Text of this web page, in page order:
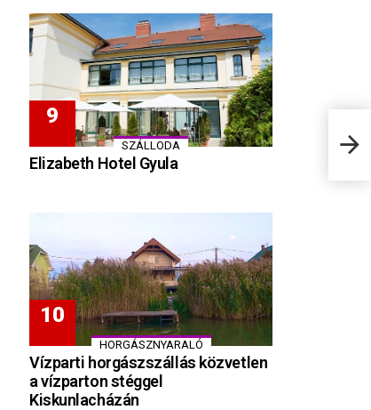
SZÁLLODA
Elizabeth Hotel Gyula
HORGÁSZNYARALÓ
Vízparti horgászszállás közvetlen
a vízparton stéggel
Kiskunlacházán